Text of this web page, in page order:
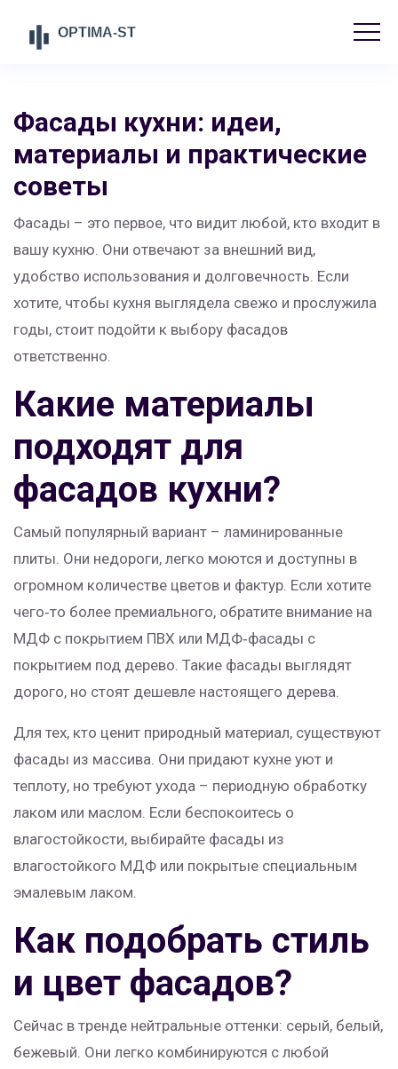
Фасады кухни: идеи,
материалы и практические
советы
Фасады – это первое, что видит любой, кто входит в
вашу кухню. Они отвечают за внешний вид,
удобство использования и долговечность. Если
хотите, чтобы кухня выглядела свежо и прослужила
годы, стоит подойти к выбору фасадов
ответственно.
Какие материалы
подходят для
фасадов кухни?
Самый популярный вариант – ламинированные
плиты. Они недороги, легко моются и доступны в
огромном количестве цветов и фактур. Если хотите
чего‑то более премиального, обратите внимание на
МДФ с покрытием ПВХ или МДФ‑фасады с
покрытием под дерево. Такие фасады выглядят
дорого, но стоят дешевле настоящего дерева.
Для тех, кто ценит природный материал, существуют
фасады из массива. Они придают кухне уют и
теплоту, но требуют ухода – периодную обработку
лаком или маслом. Если беспокоитесь о
влагостойкости, выбирайте фасады из
влагостойкого МДФ или покрытые специальным
эмалевым лаком.
Как подобрать стиль
и цвет фасадов?
Сейчас в тренде нейтральные оттенки: серый, белый,
бежевый. Они легко комбинируются с любой